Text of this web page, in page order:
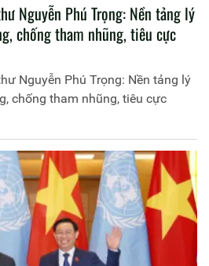
Nguyễn Phú Trọng: Nền tảng lý
chống tham nhũng, tiêu cực
Nguyễn Phú Trọng: Nền tảng lý
chống tham nhũng, tiêu cực